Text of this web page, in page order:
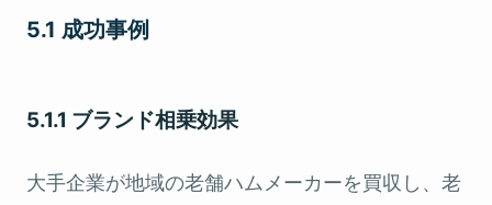
5.1 成功事例
5.1.1 ブランド相乗効果
大手企業が地域の老舗ハムメーカーを買収し、老